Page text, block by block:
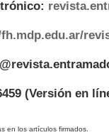
(Versión en
en los artículos firmados.